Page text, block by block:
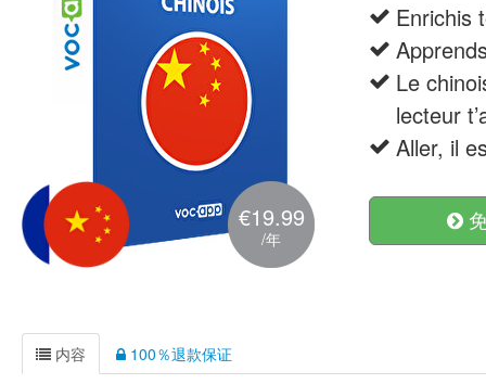
€19.99
/年
Enrichis
Le
lecteur
Aller, il
内容 100％退款保证